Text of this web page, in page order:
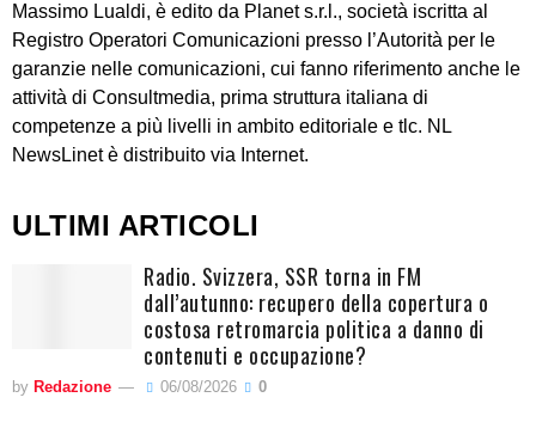
Massimo Lualdi, è edito da Planet s.r.l., società iscritta al
Registro Operatori Comunicazioni presso l’Autorità per le
garanzie nelle comunicazioni, cui fanno riferimento anche le
attività di Consultmedia, prima struttura italiana di
competenze a più livelli in ambito editoriale e tlc. NL
NewsLinet è distribuito via Internet.
ULTIMI ARTICOLI
Radio. Svizzera, SSR torna in FM
dall’autunno: recupero della copertura o
costosa retromarcia politica a danno di
contenuti e occupazione?
by Redazione 06/08/2026 0